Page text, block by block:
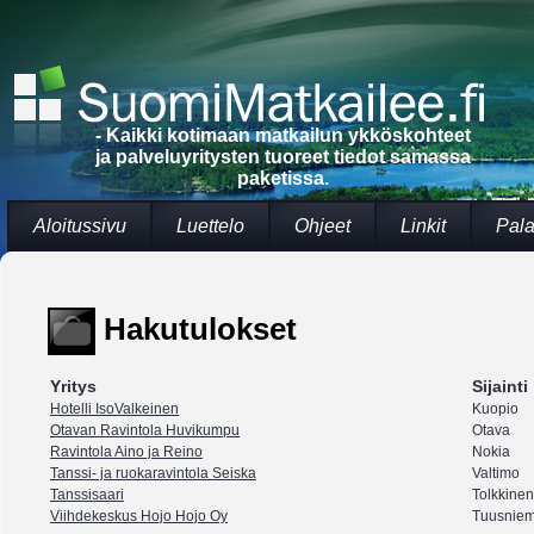
- Kaikki kotimaan matkailun ykköskohteet
ja palveluyritysten tuoreet tiedot samassa
paketissa.
Aloitussivu Luettelo Ohjeet Linkit
Hakutulokset
Yritys Sijainti
Hotelli IsoValkeinen
Kuopio
Otavan Ravintola Huvikumpu
Otava
Ravintola Aino ja Reino
Nokia
Tanssi- ja ruokaravintola Seiska
Valtimo
Tanssisaari
Tolkkinen
Viihdekeskus Hojo Hojo Oy